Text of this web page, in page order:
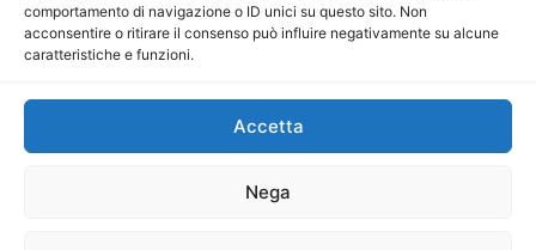
comportamento di navigazione o ID unici su questo sito. Non
acconsentire o ritirare il consenso può influire negativamente su alcune
caratteristiche e funzioni.
Accetta
Nega
Direttore Responsabile: Maria Calabrese
P.IVA: 06334930820
Mercurio Comunicazione Società Cooperativa a r.l. è
iscritta al Registro degli Operatori di Comunicazione al